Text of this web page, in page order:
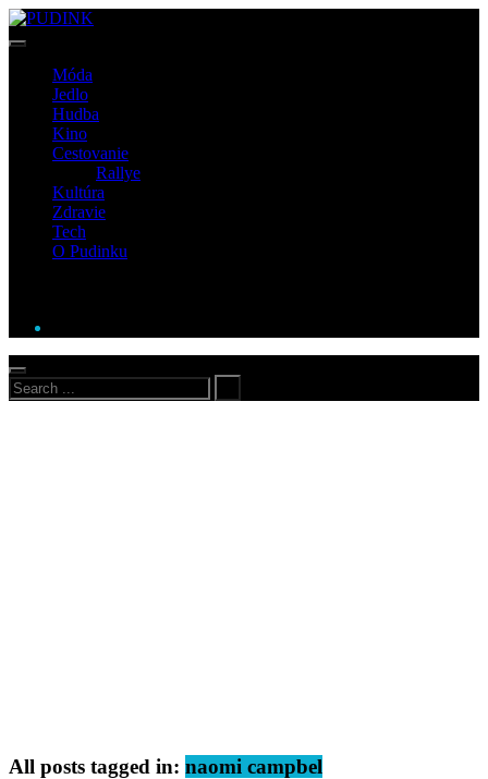
Móda
Jedlo
Hudba
Kino
Cestovanie
Rallye
Kultúra
Zdravie
Tech
O Pudinku
All posts tagged in: naomi campbel